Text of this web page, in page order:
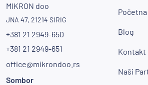
MIKRON doo
JNA 47, 21214 SIRIG
+381 21 2949-650
+381 21 2949-651
office@mikrondoo.rs
Sombor
Početna
Blog
Kontakt
Naši